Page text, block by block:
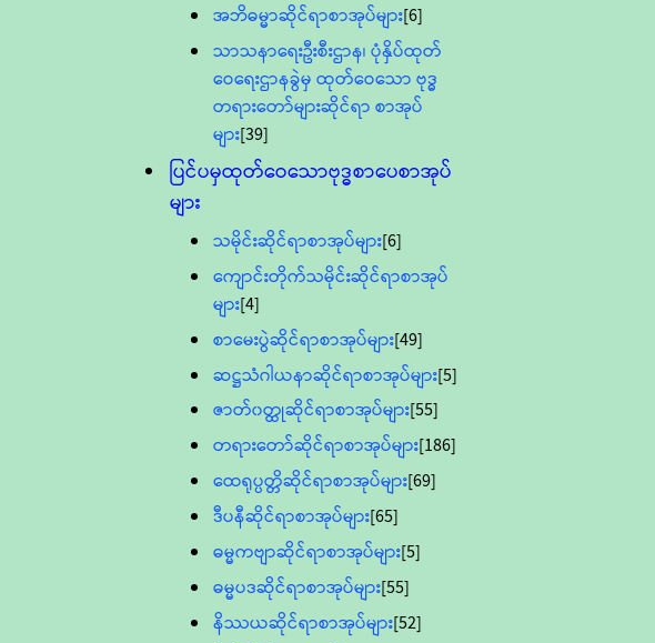
အဘိဓမ္မာဆိုင်ရာစာအုပ်များ[6]
သာသနာရေးဦးစီးဌာန၊ ပုံနှိပ်ထုတ်
ဝေရေးဌာနခွဲမှ ထုတ်ဝေသော ဗုဒ္ဓ
တရားတော်များဆိုင်ရာ စာအုပ်
များ[39]
ပြင်ပမှထုတ်ဝေသောဗုဒ္ဓစာပေစာအုပ်
များ
သမိုင်းဆိုင်ရာစာအုပ်များ[6]
ကျောင်းတိုက်သမိုင်းဆိုင်ရာစာအုပ်
များ[4]
စာမေးပွဲဆိုင်ရာစာအုပ်များ[49]
ဆဋ္ဌသံဂါယနာဆိုင်ရာစာအုပ်များ[5]
ဇာတ်၀တ္ထုဆိုင်ရာစာအုပ်များ[55]
တရားတော်ဆိုင်ရာစာအုပ်များ[186]
ထေရုပ္ပတ္တိဆိုင်ရာစာအုပ်များ[69]
ဒီပနီဆိုင်ရာစာအုပ်များ[65]
ဓမ္မကဗျာဆိုင်ရာစာအုပ်များ[5]
ဓမ္မပဒဆိုင်ရာစာအုပ်များ[55]
နိဿယဆိုင်ရာစာအုပ်များ[52]